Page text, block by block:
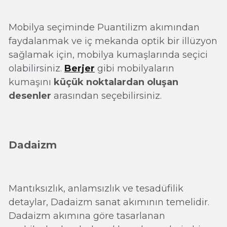
Mobilya seçiminde Puantilizm akımından
faydalanmak ve iç mekanda optik bir illüzyon
sağlamak için, mobilya kumaşlarında seçici
olabilirsiniz. Berjer gibi mobilyaların
kumaşını küçük noktalardan oluşan
desenler arasından seçebilirsiniz.
Dadaizm
Mantıksızlık, anlamsızlık ve tesadüfilik
detaylar, Dadaizm sanat akımının temelidir.
Dadaizm akımına göre tasarlanan